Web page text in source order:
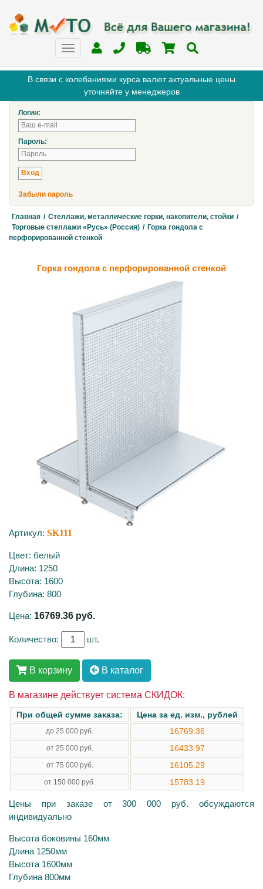
В связи с колебаниями курса валют актуальные цены
уточняйте у менеджеров
Логин:
Пароль:
Забыли пароль
Главная / Стеллажи, металлические горки, накопители, стойки /
Торговые стеллажи «Русь» (Россия) / Горка гондола с
перфорированной стенкой
Горка гондола с перфорированной стенкой
Артикул: SK111
Цвет: белый
Длина: 1250
Высота: 1600
Глубина: 800
Цена: 16769.36 руб.
Количество: шт.
В корзину В каталог
В магазине действует система СКИДОК:
При общей сумме заказа: Цена за ед. изм., рублей
до 25 000 руб. 16769.36
от 25 000 руб. 16433.97
от 75 000 руб. 16105.29
от 150 000 руб. 15783.19
Цены при заказе от 300 000 руб. обсуждаются
индивидуально
Высота боковины 160мм
Длина 1250мм
Высота 1600мм
Глубина 800мм